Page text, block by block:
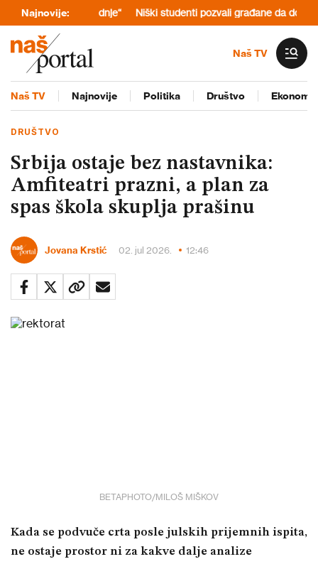
Najnovije:
proizvodnje“ Niški studenti pozvali građane da doniraju
Naš TV
Naš TV Najnovije Politika Društvo
DRUŠTVO
Srbija ostaje bez nastavnika:
Amfiteatri prazni, a plan za
spas škola skuplja prašinu
Jovana Krstić 02. jul 2026. 12:46
BETAPHOTO/MILOŠ MIŠKOV
Kada se podvuče crta posle julskih prijemnih ispita,
ne ostaje prostor ni za kakve dalje analize